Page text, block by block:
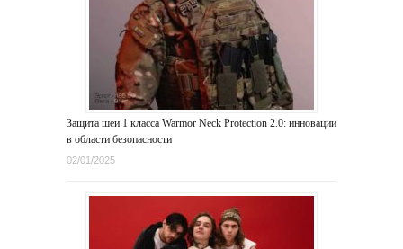
Защита шеи 1 класса Warmor Neck Protection 2.0: инновации
в области безопасности
02/01/2025